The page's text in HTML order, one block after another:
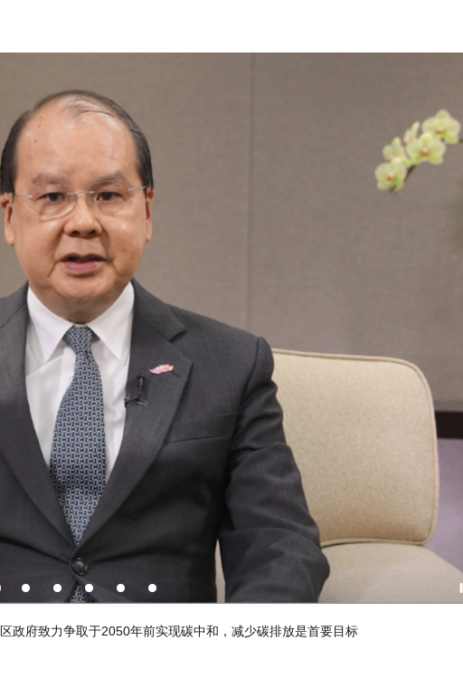
室」的开幕，正正是学界与业界携手合作的典范，有助培育新一代电力工程专才